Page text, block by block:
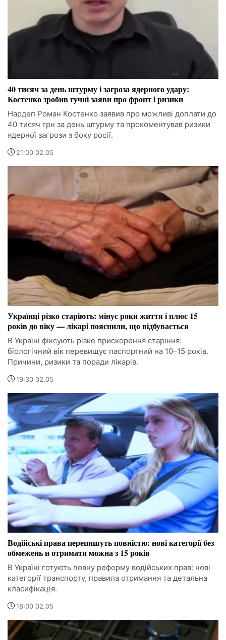
40 тисяч за день штурму і загроза ядерного удару:
Костенко зробив гучні заяви про фронт і ризики
Нардеп Роман Костенко заявив про можливі доплати до
40 тисяч грн за день штурму та прокоментував ризики
ядерної загрози з боку росії.
21:00 02.05
Українці різко старіють: мінус роки життя і плюс 15
років до віку — лікарі пояснили, що відбувається
В Україні фіксують різке прискорення старіння:
біологічний вік перевищує паспортний на 10–15 років.
Причини, ризики та поради лікарів.
19:30 02.05
Водійські права перепишуть повністю: нові категорії без
обмежень и отримати можна з 15 років
В Україні готують повну реформу водійських прав: нові
категорії транспорту, правила отримання та детальна
класифікація.
18:00 02.05